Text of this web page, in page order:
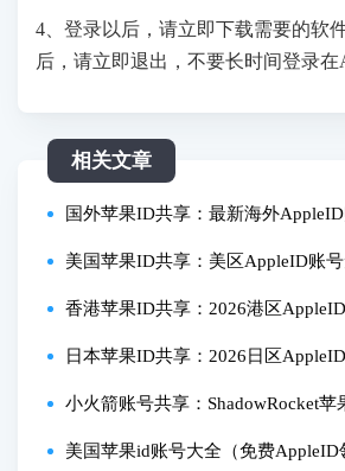
4、登录以后，请立即下载需要的软
后，请立即退出，不要长时间登录在
相关文章
国外苹果ID共享：最新海外
美国苹果ID共享：美区AppleID账号
香港苹果ID共享：2026港区
日本苹果ID共享：2026日区
小火箭账号共享：ShadowRocket苹
美国苹果id账号大全（免费AppleID